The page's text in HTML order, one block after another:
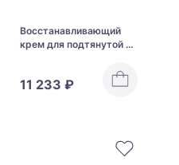
Восстанавливающий
крем для подтянутой и
COSME DECORTE AQ
Treatment Body Cream
11 233 ₽